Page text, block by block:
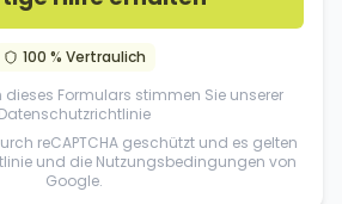
100 % Vertraulich
dieses Formulars stimmen Sie unserer
Datenschutzrichtlinie
reCAPTCHA geschützt und es gelten
und die Nutzungsbedingungen von
Google.